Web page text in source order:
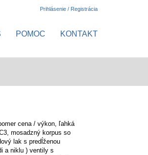
Prihlásenie / Registrácia
POMOC KONTAKT
cena / výkon, ľahká
mosadzný korpus so
lak s predĺženou
a niklu ) ventily s